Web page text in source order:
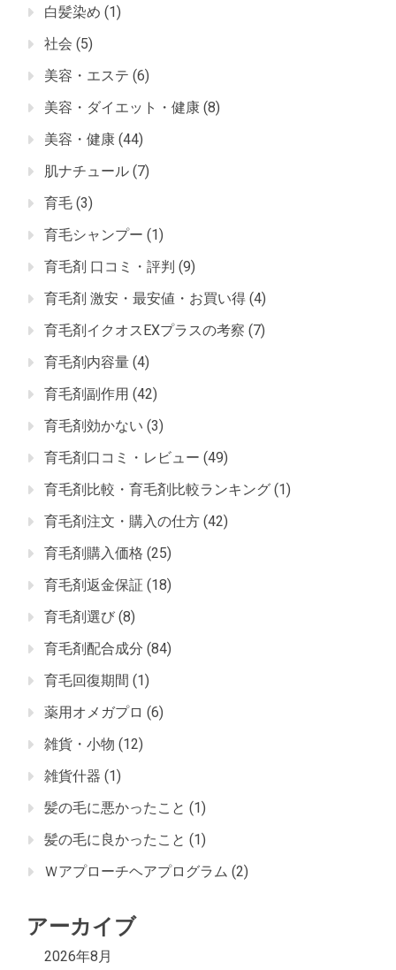
白髪染め (1)
社会 (5)
美容・エステ (6)
美容・ダイエット・健康 (8)
美容・健康 (44)
肌ナチュール (7)
育毛 (3)
育毛シャンプー (1)
育毛剤 口コミ・評判 (9)
育毛剤 激安・最安値・お買い得 (4)
育毛剤イクオスEXプラスの考察 (7)
育毛剤内容量 (4)
育毛剤副作用 (42)
育毛剤効かない (3)
育毛剤口コミ・レビュー (49)
育毛剤比較・育毛剤比較ランキング (1)
育毛剤注文・購入の仕方 (42)
育毛剤購入価格 (25)
育毛剤返金保証 (18)
育毛剤選び (8)
育毛剤配合成分 (84)
育毛回復期間 (1)
薬用オメガプロ (6)
雑貨・小物 (12)
雑貨什器 (1)
髪の毛に悪かったこと (1)
髪の毛に良かったこと (1)
Ｗアプローチヘアプログラム (2)
アーカイブ
2026年8月